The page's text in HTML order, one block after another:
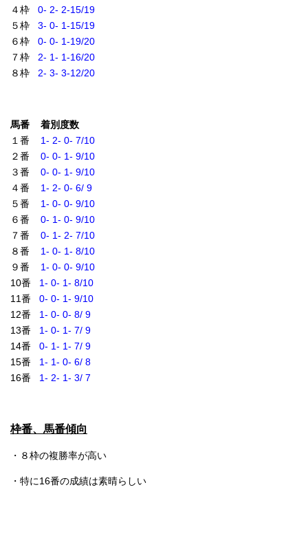
４枠 0- 2- 2-15/19
５枠
3- 0- 1-15/19
６枠 0- 0- 1-19/20
７枠 2- 1- 1-16/20
８枠 2- 3- 3-12/20
馬番 着別度数
１番 1- 2- 0- 7/10
２番
0- 0- 1- 9/10
３番 0- 0- 1- 9/10
４番 1- 2- 0- 6/ 9
５番 1- 0- 0- 9/10
６番 0- 1- 0- 9/10
７番 0- 1- 2- 7/10
８番 1- 0- 1- 8/10
９番 1- 0- 0- 9/10
10番 1- 0- 1- 8/10
11番 0- 0- 1- 9/10
12番 1- 0- 0- 8/ 9
13番 1- 0- 1- 7/ 9
14番 0- 1- 1- 7/ 9
15番 1- 1- 0- 6/ 8
16番 1- 2- 1- 3/ 7
枠番、馬番傾向
・８枠の複勝率が高い
・特に16番の成績は素晴らしい